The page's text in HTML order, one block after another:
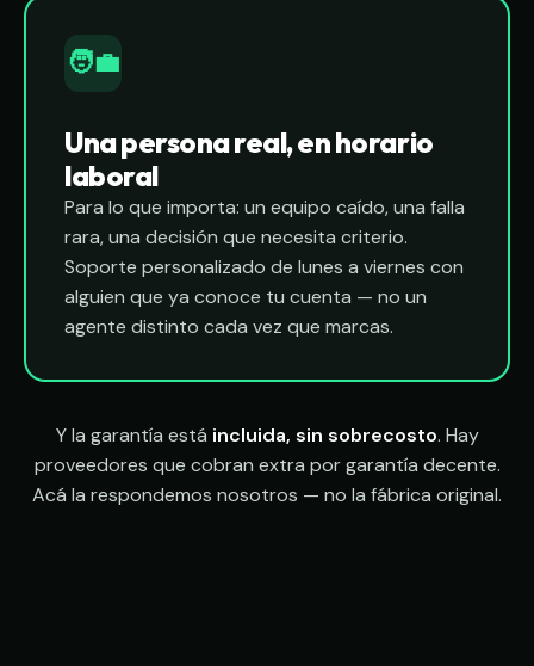
🧑‍💼
Una persona real, en horario
laboral
Para lo que importa: un equipo caído, una falla
rara, una decisión que necesita criterio.
Soporte personalizado de lunes a viernes con
alguien que ya conoce tu cuenta — no un
agente distinto cada vez que marcas.
Y la garantía está incluida, sin sobrecosto. Hay
proveedores que cobran extra por garantía decente.
Acá la respondemos nosotros — no la fábrica original.